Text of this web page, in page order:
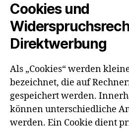
Cookies und
Direktwerbung
Als „Cookies“ werden
bezeichnet, die auf
gespeichert werden.
können unterschiedliche
werden. Ein Cookie dient